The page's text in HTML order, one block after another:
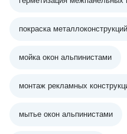
покраска металлоконструкций
мойка окон альпинистами
монтаж рекламных
мытье окон альпинистами